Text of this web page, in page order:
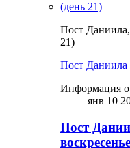
Пост Даниила,
21)
Пост Даниила
Информация о
янв 10
Пост